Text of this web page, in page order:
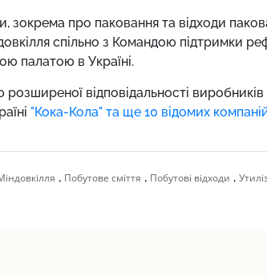
зокрема про паковання та відходи
спільно з Командою підтримки
палатою в Україні.
розширеної відповідальності виробників
"Кока-Кола" та ще 10 відомих
, Побутове сміття , Побутові відходи ,